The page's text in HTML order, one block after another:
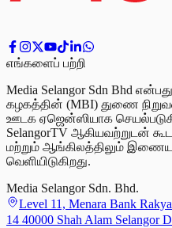
எங்களைப் பற்றி
Media Selangor Sdn Bhd
கழகத்தின் (MBI) துணை
ஊடக ஏஜென்ஸியாக
SelangorTV ஆகியவற்றுடன்
மற்றும் ஆங்கிலத்திலும்
வெளியிடுகிறது.
Media Selangor Sdn. Bhd.
Level 11, Menara Bank
14 40000 Shah Alam Selangor